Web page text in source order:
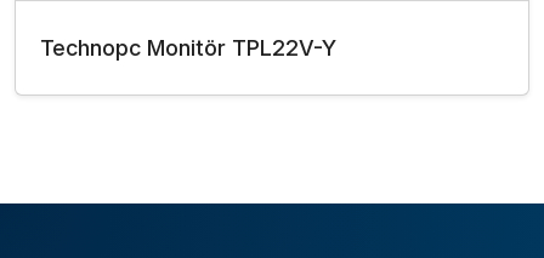
Technopc Monitör TPL22V-Y